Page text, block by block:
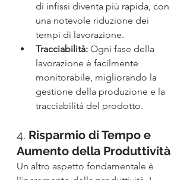
di infissi diventa più rapida, con
una notevole riduzione dei
tempi di lavorazione.
Tracciabilità: Ogni fase della
lavorazione è facilmente
monitorabile, migliorando la
gestione della produzione e la
tracciabilità del prodotto.
4. Risparmio di Tempo e
Aumento della Produttività
Un altro aspetto fondamentale è